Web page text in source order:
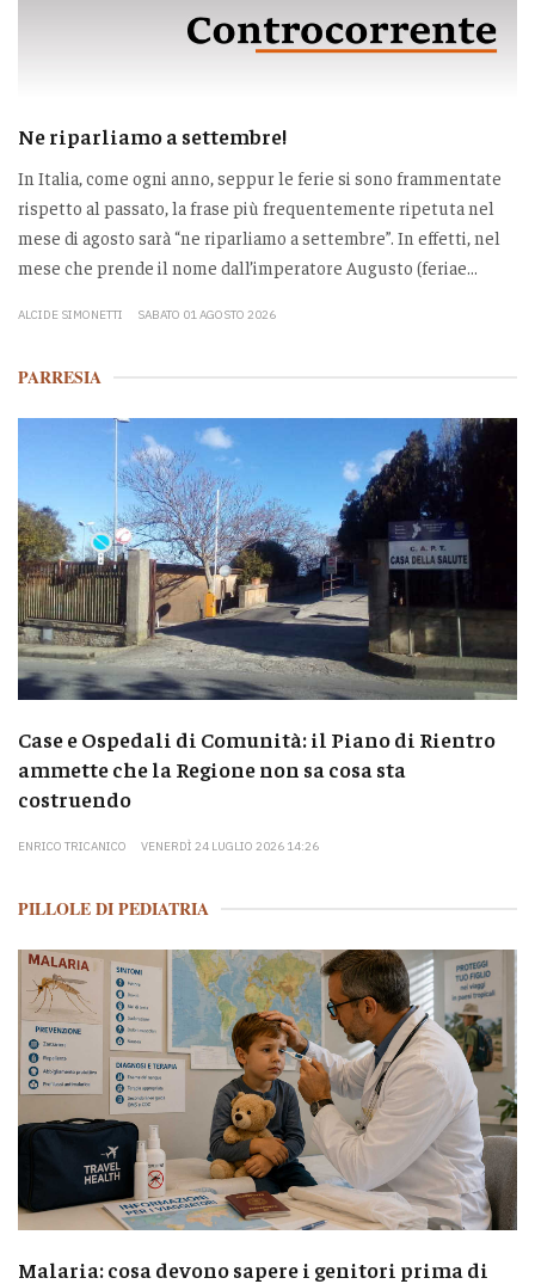
Ne riparliamo a settembre!
In Italia, come ogni anno, seppur le ferie si sono frammentate
rispetto al passato, la frase più frequentemente ripetuta nel
mese di agosto sarà “ne riparliamo a settembre”. In effetti, nel
mese che prende il nome dall’imperatore Augusto (feriae...
ALCIDE SIMONETTI SABATO 01 AGOSTO 2026
PARRESIA
Case e Ospedali di Comunità: il Piano di Rientro
ammette che la Regione non sa cosa sta
costruendo
ENRICO TRICANICO VENERDÌ 24 LUGLIO 2026 14:26
PILLOLE DI PEDIATRIA
Malaria: cosa devono sapere i genitori prima di